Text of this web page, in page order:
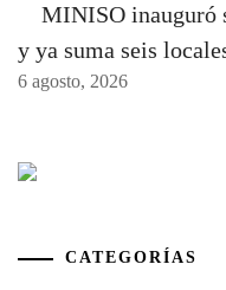
MINISO inauguró
y ya suma seis
6 agosto, 2026